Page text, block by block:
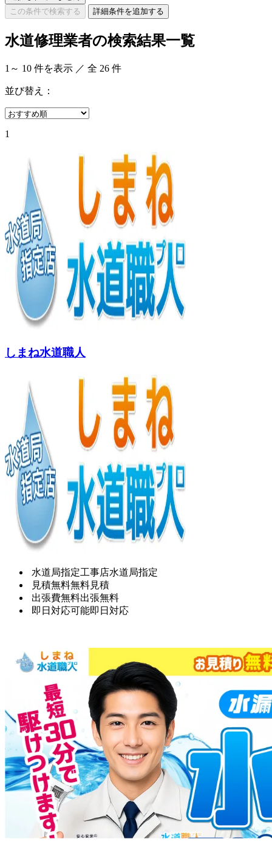
この条件で検索する
詳細条件を追加する
水道修理業者の検索結果一覧
1 ～ 10 件を表示 ／ 全 26 件
並び替え：
1
しまね水道職人
水道局指定工事店水道局指定
見積無料無料見積
出張費無料出張無料
即日対応可能即日対応